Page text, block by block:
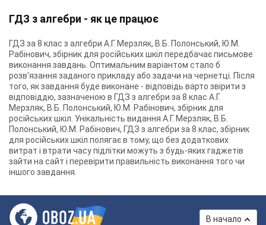
ГДЗ з алгебри - як це працює
ГДЗ за 8 клас з алгебри А.Г. Мерзляк, В.Б. Полонський, Ю.М.
Рабінович, збірник для російських шкіл передбачає письмове
виконання завдань. Оптимальним варіантом стало б
розв'язання заданого прикладу або задачи на чернетці. Після
того, як завдання буде виконане - відповідь варто звірити з
відповіддю, зазначеною в ГДЗ з алгебри за 8 клас А.Г.
Мерзляк, В.Б. Полонський, Ю.М. Рабінович, збірник для
російських шкіл. Унікальність видання А.Г. Мерзляк, В.Б.
Полонський, Ю.М. Рабінович, ГДЗ з алгебри за 8 клас, збірник
для російських шкіл полягає в тому, що без додаткових
витрат і втрати часу підлітки можуть з будь-яких гаджетів
зайти на сайт і перевірити правильність виконання того чи
іншого завдання.
В начало